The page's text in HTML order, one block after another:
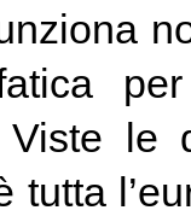
le
tutta